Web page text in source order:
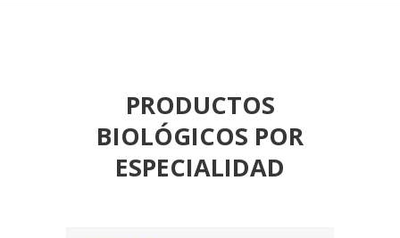
PRODUCTOS
BIOLÓGICOS POR
ESPECIALIDAD